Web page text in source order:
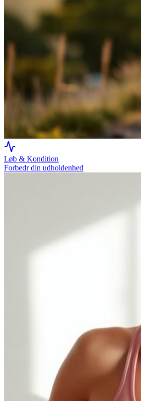
Løb & Kondition
Forbedr din udholdenhed